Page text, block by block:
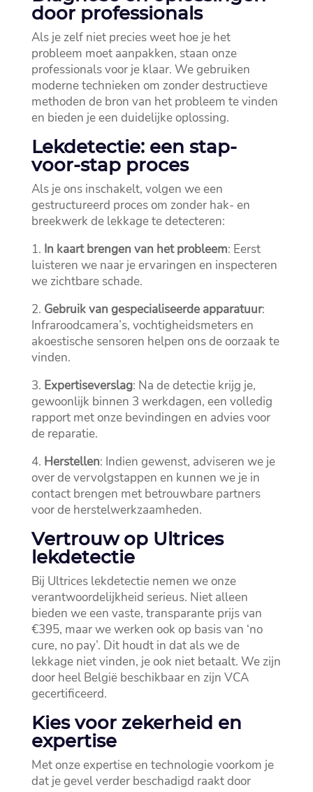
door professionals
Als je zelf niet precies weet hoe je het
probleem moet aanpakken, staan onze
professionals voor je klaar.​ We gebruiken
moderne technieken om zonder destructieve
methoden de bron van het probleem te vinden
en bieden je een duidelijke oplossing.​
Lekdetectie: een stap-
voor-stap proces
Als je ons inschakelt, volgen we een
gestructureerd proces om zonder hak- en
breekwerk de lekkage te detecteren:
1.​ In kaart brengen van het probleem: Eerst
luisteren we naar je ervaringen en inspecteren
we zichtbare schade.​
2.​ Gebruik van gespecialiseerde apparatuur:
Infraroodcamera’s, vochtigheidsmeters en
akoestische sensoren helpen ons de oorzaak te
vinden.​
3.​ Expertiseverslag: Na de detectie krijg je,
gewoonlijk binnen 3 werkdagen, een volledig
rapport met onze bevindingen en advies voor
de reparatie.​
4.​ Herstellen: Indien gewenst, adviseren we je
over de vervolgstappen en kunnen we je in
contact brengen met betrouwbare partners
voor de herstelwerkzaamheden.​
Vertrouw op Ultrices
lekdetectie
Bij Ultrices lekdetectie nemen we onze
verantwoordelijkheid serieus.​ Niet alleen
bieden we een vaste, transparante prijs van
€395, maar we werken ook op basis van ‘no
cure, no pay’.​ Dit houdt in dat als we de
lekkage niet vinden, je ook niet betaalt.​ We zijn
door heel België beschikbaar en zijn VCA
gecertificeerd.​
Kies voor zekerheid en
expertise
Met onze expertise en technologie voorkom je
dat je gevel verder beschadigd raakt door